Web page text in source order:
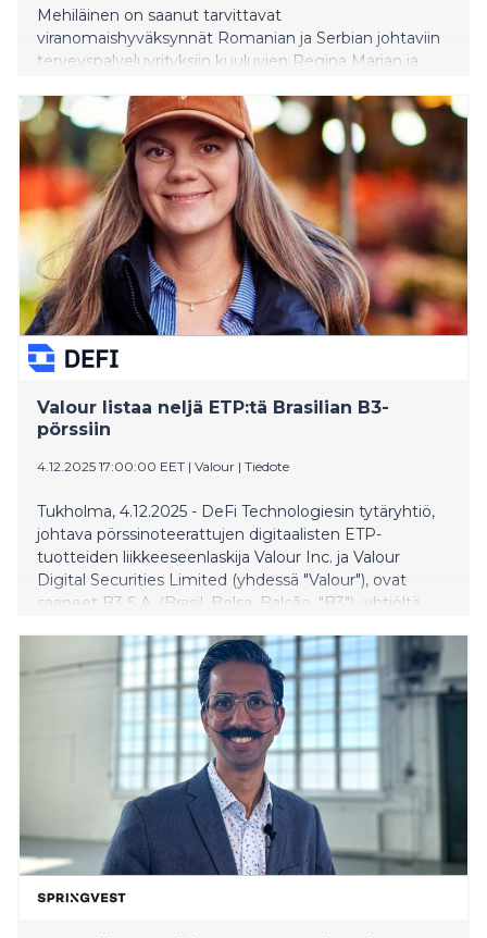
Mehiläinen on saanut tarvittavat
viranomaishyväksynnät Romanian ja Serbian johtaviin
terveyspalveluyrityksiin kuuluvien Regina Marian ja
suunnitellusti. Myös kansainvälisen pääomasijoittaja
Hellman & Friedmanin tulo Mehiläisen toiseksi
pääsijoittajaksi CVC:n rinnalle on saatettu päätökseen.
Valour listaa neljä ETP:tä Brasilian B3-
pörssiin
4.12.2025 17:00:00 EET | Valour | Tiedote
Tukholma, 4.12.2025 - DeFi Technologiesin tytäryhtiö,
johtava pörssinoteerattujen digitaalisten ETP-
tuotteiden liikkeeseenlaskija Valour Inc. ja Valour
Digital Securities Limited (yhdessä "Valour"), ovat
saaneet B3 S.A. (Brasil, Bolsa, Balcão, "B3") -yhtiöltä